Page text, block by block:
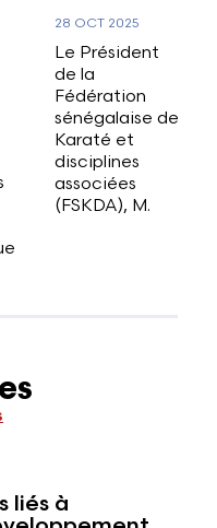
28 OCT 2025
Le Président
de la
Fédération
sénégalaise de
Karaté et
disciplines
associées
(FSKDA), M.
liés à